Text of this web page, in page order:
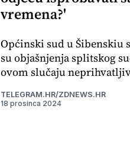
vremena?'
Općinski sud u Šibenskiu
su objašnjenja splitskog
ovom slučaju
TELEGRAM.HR/ZDNEWS.HR
18 prosinca 2024